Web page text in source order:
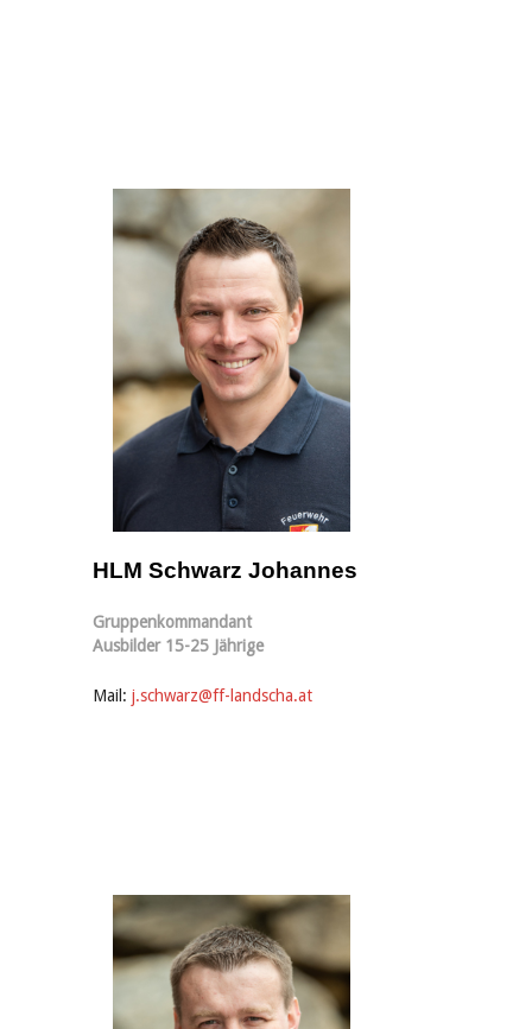
HLM Schwarz Johannes
Gruppenkommandant
Ausbilder 15-25 Jährige
Mail: j.schwarz@ff-landscha.at